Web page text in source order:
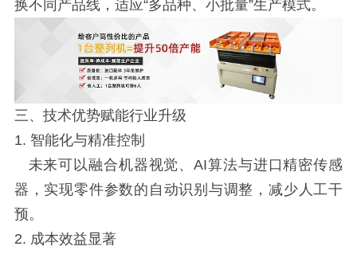
换不同产品线，适应“多品种、小批量”生产模式。
三、技术优势赋能行业升级
1. 智能化与精准控制
未来可以融合机器视觉、AI算法与进口精密传感
器，实现零件参数的自动识别与调整，减少人工干
预。
2. 成本效益显著